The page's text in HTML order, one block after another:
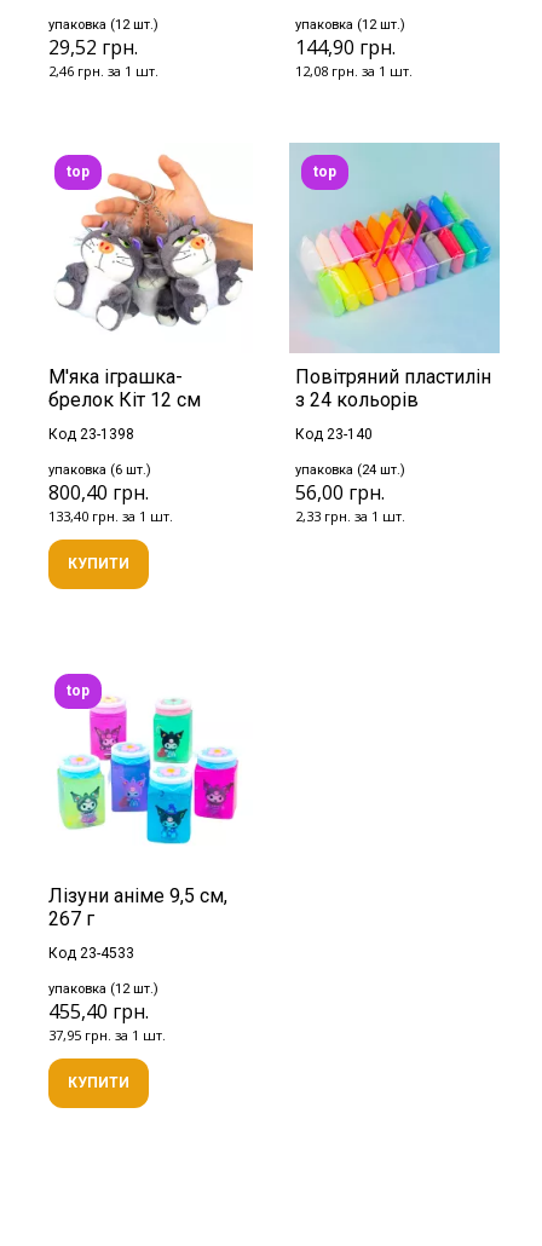
упаковка (12 шт.)
29,52 грн.
2,46 грн. за 1 шт.
упаковка (12 шт.)
144,90 грн.
12,08 грн. за 1 шт.
М'яка іграшка-
брелок Кіт 12 см
Код 23-1398
упаковка (6 шт.)
800,40 грн.
133,40 грн. за 1 шт.
top
КУПИТИ
Повітряний пластилін
з 24 кольорів
Код 23-140
упаковка (24 шт.)
56,00 грн.
2,33 грн. за 1 шт.
top
Лізуни аніме 9,5 см,
267 г
Код 23-4533
упаковка (12 шт.)
455,40 грн.
37,95 грн. за 1 шт.
top
КУПИТИ